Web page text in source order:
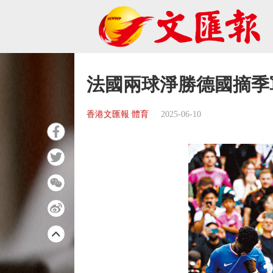
法國兩球淨勝德國摘
香港文匯報 體育 2025-06-10